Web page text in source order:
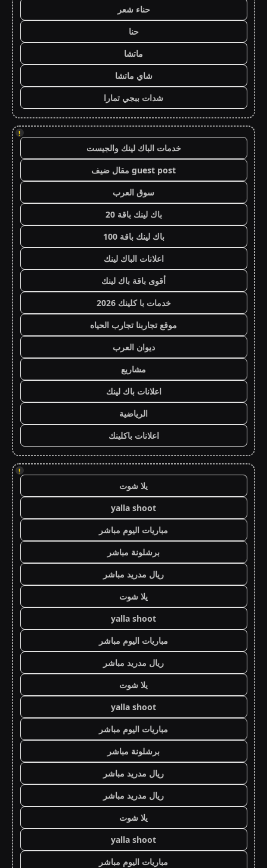
حناء شعر
حنا
ماتشا
شاي ماتشا
شدات ببجي تمارا
!
خدمات الباك لينك والجيست
guest post مقال ضيف
سوق العرب
باك لينك باقة 20
باك لينك باقة 100
اعلانات الباك لينك
أقوى باقة باك لينك
خدمات با كلينك 2026
موقع تجاربنا تجارب الحياه
ديوان العرب
مشاريع
اعلانات باك لينك
الرياضية
اعلانات باكلينك
!
يلا شوت
yalla shoot
مباريات اليوم مباشر
برشلونة مباشر
ريال مدريد مباشر
يلا شوت
yalla shoot
مباريات اليوم مباشر
ريال مدريد مباشر
يلا شوت
yalla shoot
مباريات اليوم مباشر
برشلونة مباشر
ريال مدريد مباشر
ريال مدريد مباشر
يلا شوت
yalla shoot
مباريات اليوم مباشر